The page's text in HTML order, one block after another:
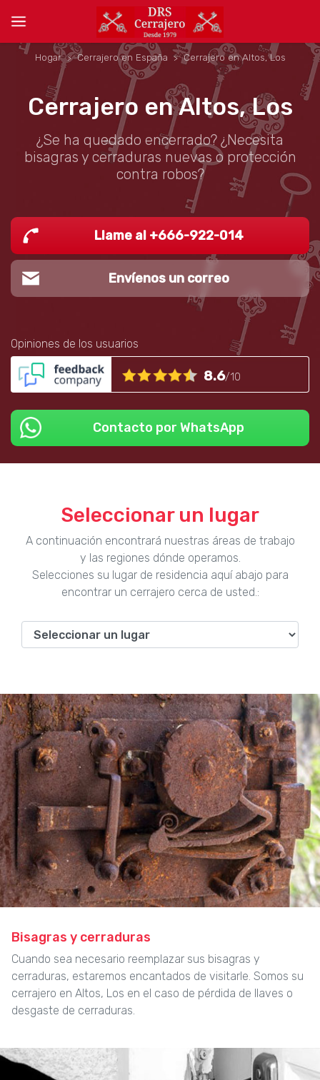
Hogar Cerrajero en España Cerrajero en Altos, Los
Cerrajero en Altos, Los
¿Se ha quedado encerrado? ¿Necesita
bisagras y cerraduras nuevas o protección
contra robos?
Llame al +666-922-014
Envíenos un correo
Opiniones de los usuarios
8.6/10
Contacto por WhatsApp
Seleccionar un lugar
A continuación encontrará nuestras áreas de trabajo
y las regiones dónde operamos.
Selecciones su lugar de residencia aquí abajo para
encontrar un cerrajero cerca de usted.:
Bisagras y cerraduras
Cuando sea necesario reemplazar sus bisagras y
cerraduras, estaremos encantados de visitarle. Somos su
cerrajero en Altos, Los en el caso de pérdida de llaves o
desgaste de cerraduras.